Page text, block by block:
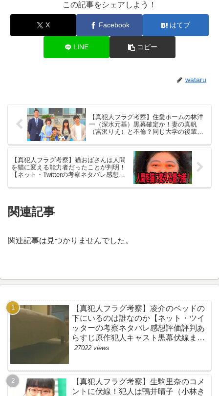
この記事をシェアしよう！
X Facebook はてブ
LINE コピー
wataru
【真犯人フラグ考察】住愛ホームの林洋
一（深水元基）黒幕確定か！妻の真帆
（宮沢りえ）と不倫？同じ大学の後輩設
想評価評判あらすじ原作犯人キャスト黒
幕伏線まとめ・不動産会社・不動産屋・
住宅メーカー】
【真犯人フラグ考察】猫おばさんは人間
を猫に変える能力者だったことが判明！
【ネット・Twitterの考察ネタバレ感想評
線まとめ】
関連記事
関連記事は見つかりませんでした。
【真犯人フラグ考察】凌介のベッドの
下にいるのは誰なのか【ネット・ツイ
ッターの考察ネタバレ感想評価評判あ
らすじ原作犯人キャスト黒幕伏線まと
め】
27022 views
【真犯人フラグ考察】生駒里奈のコメ
ントに伏線！犯人は鴨井晴子（小林き